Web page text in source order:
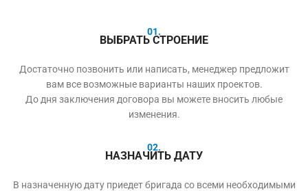
01.
ВЫБРАТЬ СТРОЕНИЕ
Достаточно позвонить или написать, менеджер предложит
вам все возможные варианты наших проектов.
До дня заключения договора вы можете вносить любые
изменения.
02.
НАЗНАЧИТЬ ДАТУ
В назначенную дату приедет бригада со всеми необходимыми